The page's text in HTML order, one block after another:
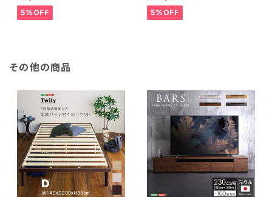
5%OFF
ペトラ- SH-08-PTR90
5%OFF
その他の商品